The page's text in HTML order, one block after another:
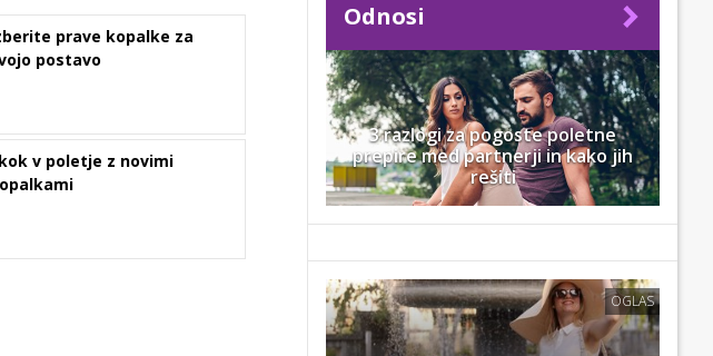
prave kopalke za
postavo
v poletje z novimi
Odnosi
3 razlogi za pogoste poletne
prepire med partnerji in kako jih
rešiti
OGLAS